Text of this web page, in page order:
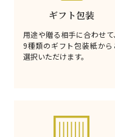
ギフト包装
用途や贈る相手に合わせて、
9種類のギフト包装紙から
選択いただけます。